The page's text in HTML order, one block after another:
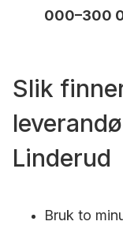
000–300
Slik
Linderud
Bruk to